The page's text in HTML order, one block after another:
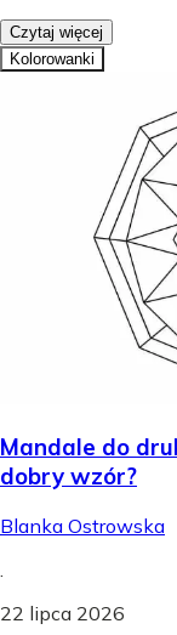
Czytaj więcej
Kolorowanki
Mandale do
dobry wzór?
Blanka Ostrowska
22 lipca 2026